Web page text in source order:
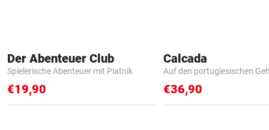
Der Abenteuer Club
Spielerische Abenteuer mit Piatnik
€19,90
Calcada
Auf den portugiesischen
€36,90